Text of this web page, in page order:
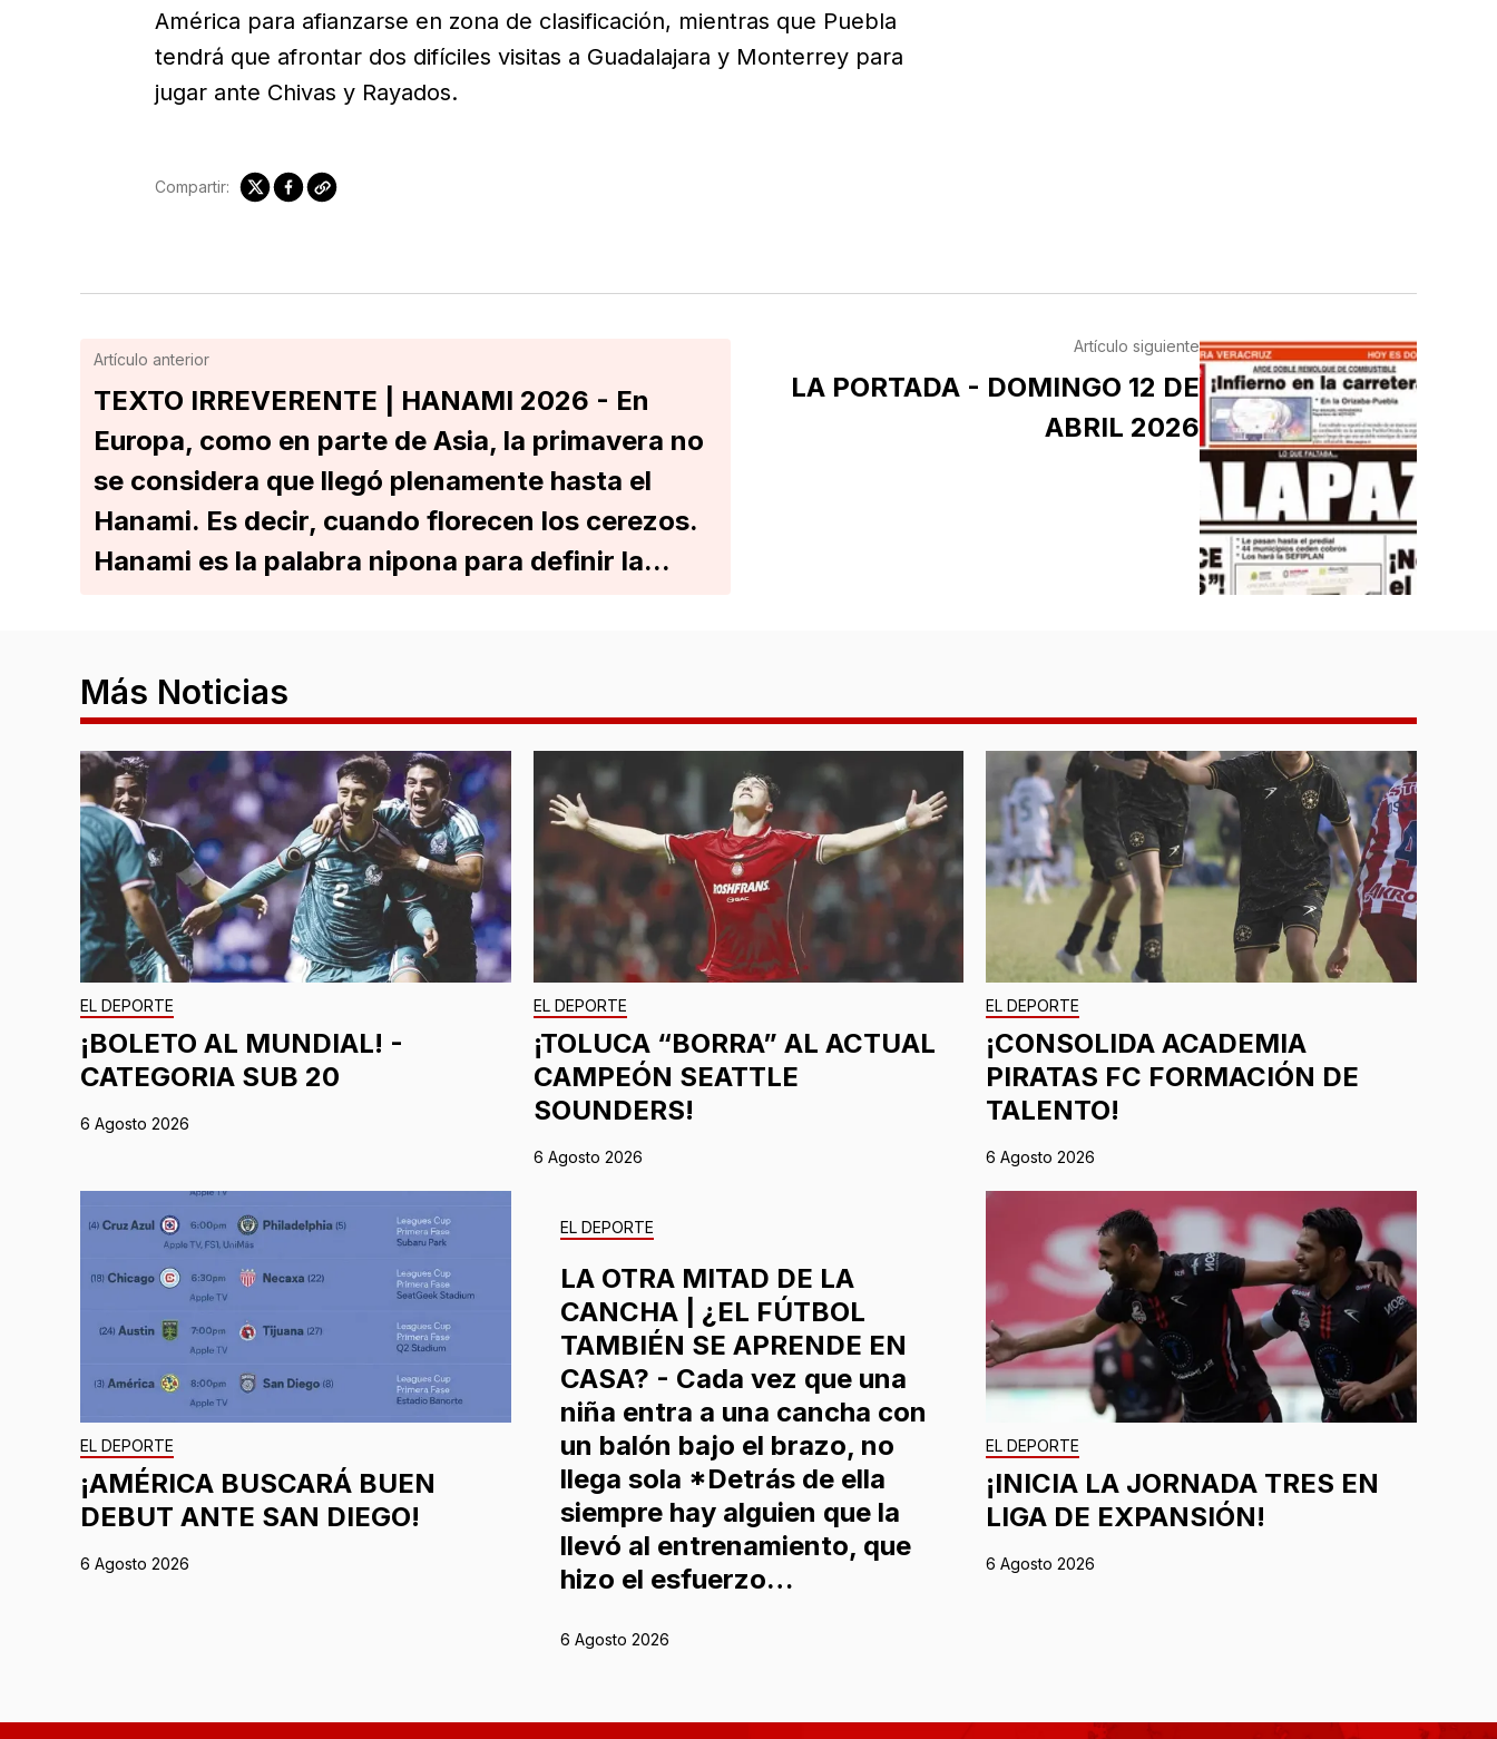
América para afianzarse en zona de clasificación, mientras que Puebla
tendrá que afrontar dos difíciles visitas a Guadalajara y Monterrey para
jugar ante Chivas y Rayados.
Compartir:
Artículo anterior
TEXTO IRREVERENTE | HANAMI 2026 - En
Europa, como en parte de Asia, la primavera no
se considera que llegó plenamente hasta el
Hanami. Es decir, cuando florecen los cerezos.
Hanami es la palabra nipona para definir la...
Artículo siguiente
LA PORTADA - DOMINGO 12 DE
ABRIL 2026
Más Noticias
EL DEPORTE
¡BOLETO AL MUNDIAL! -
CATEGORIA SUB 20
6 Agosto 2026
EL DEPORTE
¡TOLUCA “BORRA” AL ACTUAL
CAMPEÓN SEATTLE
SOUNDERS!
6 Agosto 2026
EL DEPORTE
¡CONSOLIDA ACADEMIA
PIRATAS FC FORMACIÓN DE
TALENTO!
6 Agosto 2026
EL DEPORTE
¡AMÉRICA BUSCARÁ BUEN
DEBUT ANTE SAN DIEGO!
6 Agosto 2026
EL DEPORTE
LA OTRA MITAD DE LA
CANCHA | ¿EL FÚTBOL
TAMBIÉN SE APRENDE EN
CASA? - Cada vez que una
niña entra a una cancha con
un balón bajo el brazo, no
llega sola *Detrás de ella
siempre hay alguien que la
llevó al entrenamiento, que
hizo el esfuerzo…
6 Agosto 2026
EL DEPORTE
¡INICIA LA JORNADA TRES EN
LIGA DE EXPANSIÓN!
6 Agosto 2026